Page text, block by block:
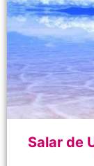
Salar de